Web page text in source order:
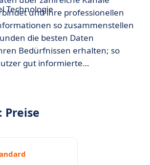
Technologie
und ihre professionellen
so zusammenstellen
die besten Daten
Bedürfnissen erhalten; so
gut informierte
Preise